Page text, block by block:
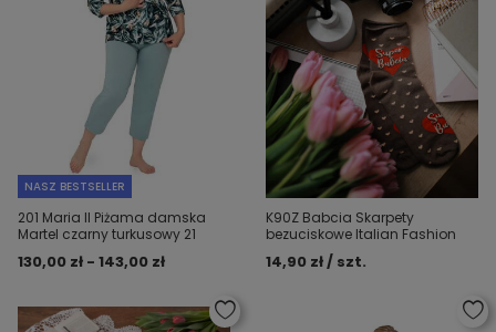
NASZ BESTSELLER
201 Maria II Piżama damska
Martel czarny turkusowy 21
130,00 zł - 143,00 zł
K90Z Babcia Skarpety
bezuciskowe Italian Fashion
14,90 zł / szt.